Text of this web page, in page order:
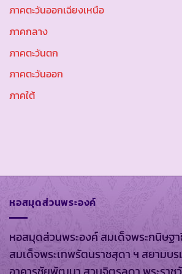
ภาคตะวันออกเฉียงเหนือ
ภาคกลาง
ภาคตะวันตก
ภาคตะวันออก
ภาคใต้
หอสมุดส่วนพระองค์
หอสมุดส่วนพระองค์ สมเด็จพระกนิษฐา
สมเด็จพระเทพรัตนราชสุดา ฯ สยามบร